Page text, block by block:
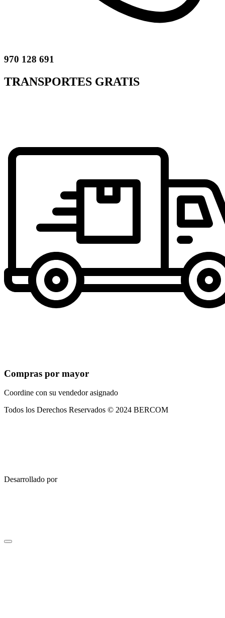
970 128 691
TRANSPORTES GRATIS
Compras por mayor
Coordine con su vendedor asignado
Todos los Derechos Reservados © 2024 BERCOM
Desarrollado por